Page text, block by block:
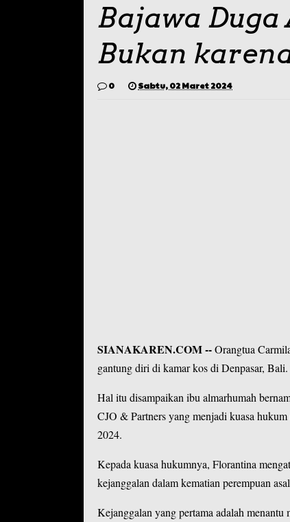
Bajawa
Bukan
0 Sabtu, 02 Maret 2024
SIANAKAREN.COM--Orangtua
gantung diri di kamar kos di Denpasar,
Hal itu disampaikan ibu almarhumah
CJO & Partners yang menjadi kuasa
2024.
Kepada kuasa hukumnya, Florantina
kejanggalan dalam kematian perempuan
Kejanggalan yang pertama adalah